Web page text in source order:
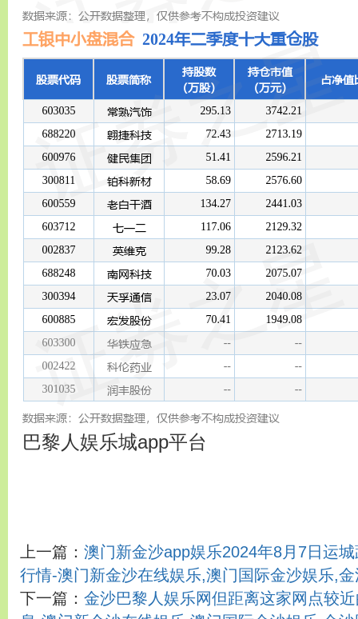
巴黎人娱乐城app平台
上一篇： 澳门新金沙app娱乐2024年8月7日运
行情-澳门新金沙在线娱乐,澳门国际金沙娱乐,
下一篇： 金沙巴黎人娱乐网但距离这家网点较